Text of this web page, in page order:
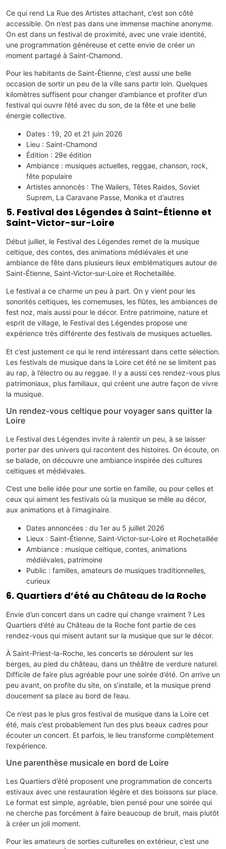
Ce qui rend La Rue des Artistes attachant, c’est son côté
accessible. On n’est pas dans une immense machine anonyme.
On est dans un festival de proximité, avec une vraie identité,
une programmation généreuse et cette envie de créer un
moment partagé à Saint-Chamond.
Pour les habitants de Saint-Étienne, c’est aussi une belle
occasion de sortir un peu de la ville sans partir loin. Quelques
kilomètres suffisent pour changer d’ambiance et profiter d’un
festival qui ouvre l’été avec du son, de la fête et une belle
énergie collective.
Dates : 19, 20 et 21 juin 2026
Lieu : Saint-Chamond
Édition : 29e édition
Ambiance : musiques actuelles, reggae, chanson, rock,
fête populaire
Artistes annoncés : The Wailers, Têtes Raides, Soviet
Suprem, La Caravane Passe, Monika et d’autres
5. Festival des Légendes à Saint-Étienne et
Saint-Victor-sur-Loire
Début juillet, le Festival des Légendes remet de la musique
celtique, des contes, des animations médiévales et une
ambiance de fête dans plusieurs lieux emblématiques autour de
Saint-Étienne, Saint-Victor-sur-Loire et Rochetaillée.
Le festival a ce charme un peu à part. On y vient pour les
sonorités celtiques, les cornemuses, les flûtes, les ambiances de
fest noz, mais aussi pour le décor. Entre patrimoine, nature et
esprit de village, le Festival des Légendes propose une
expérience très différente des festivals de musiques actuelles.
Et c’est justement ce qui le rend intéressant dans cette sélection.
Les festivals de musique dans la Loire cet été ne se limitent pas
au rap, à l’électro ou au reggae. Il y a aussi ces rendez-vous plus
patrimoniaux, plus familiaux, qui créent une autre façon de vivre
la musique.
Un rendez-vous celtique pour voyager sans quitter la
Loire
Le Festival des Légendes invite à ralentir un peu, à se laisser
porter par des univers qui racontent des histoires. On écoute, on
se balade, on découvre une ambiance inspirée des cultures
celtiques et médiévales.
C’est une belle idée pour une sortie en famille, ou pour celles et
ceux qui aiment les festivals où la musique se mêle au décor,
aux animations et à l’imaginaire.
Dates annoncées : du 1er au 5 juillet 2026
Lieux : Saint-Étienne, Saint-Victor-sur-Loire et Rochetaillée
Ambiance : musique celtique, contes, animations
médiévales, patrimoine
Public : familles, amateurs de musiques traditionnelles,
curieux
6. Quartiers d’été au Château de la Roche
Envie d’un concert dans un cadre qui change vraiment ? Les
Quartiers d’été au Château de la Roche font partie de ces
rendez-vous qui misent autant sur la musique que sur le décor.
À Saint-Priest-la-Roche, les concerts se déroulent sur les
berges, au pied du château, dans un théâtre de verdure naturel.
Difficile de faire plus agréable pour une soirée d’été. On arrive un
peu avant, on profite du site, on s’installe, et la musique prend
doucement sa place au bord de l’eau.
Ce n’est pas le plus gros festival de musique dans la Loire cet
été, mais c’est probablement l’un des plus beaux cadres pour
écouter un concert. Et parfois, le lieu transforme complètement
l’expérience.
Une parenthèse musicale en bord de Loire
Les Quartiers d’été proposent une programmation de concerts
estivaux avec une restauration légère et des boissons sur place.
Le format est simple, agréable, bien pensé pour une soirée qui
ne cherche pas forcément à faire beaucoup de bruit, mais plutôt
à créer un joli moment.
Pour les amateurs de sorties culturelles en extérieur, c’est une